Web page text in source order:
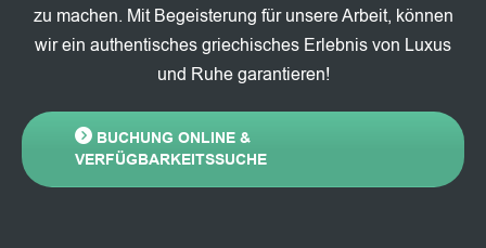
zu machen. Mit Begeisterung für unsere Arbeit, können
wir ein authentisches griechisches Erlebnis von Luxus
und Ruhe garantieren!
BUCHUNG ONLINE &
VERFÜGBARKEITSSUCHE